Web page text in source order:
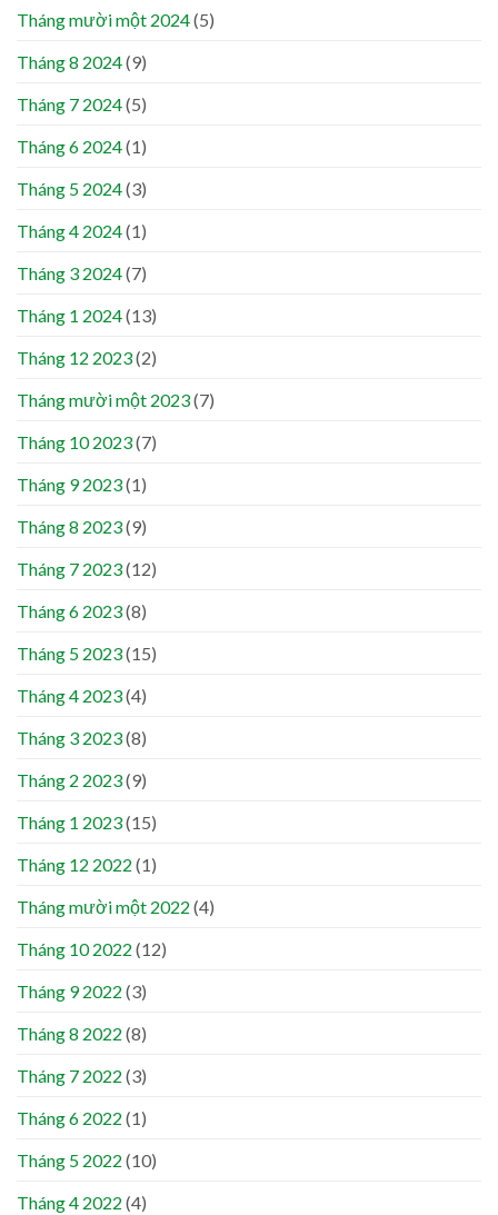
Tháng mười một 2024(5)
Tháng 8 2024(9)
Tháng 7 2024(5)
Tháng 6 2024(1)
Tháng 5 2024(3)
Tháng 4 2024(1)
Tháng 3 2024(7)
Tháng 1 2024(13)
Tháng 12 2023(2)
Tháng mười một 2023(7)
Tháng 10 2023(7)
Tháng 9 2023(1)
Tháng 8 2023(9)
Tháng 7 2023(12)
Tháng 6 2023(8)
Tháng 5 2023(15)
Tháng 4 2023(4)
Tháng 3 2023(8)
Tháng 2 2023(9)
Tháng 1 2023(15)
Tháng 12 2022 (1)
Tháng mười một 2022 (4)
Tháng 10 2022 (12)
Tháng 9 2022 (3)
Tháng 8 2022 (8)
Tháng 7 2022 (3)
Tháng 6 2022 (1)
Tháng 5 2022 (10)
Tháng 4 2022 (4)